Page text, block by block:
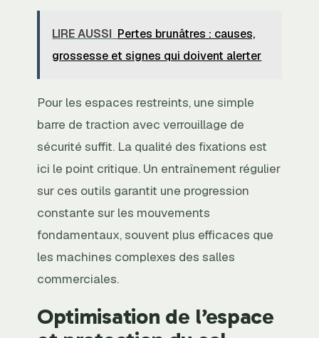
LIRE AUSSI Pertes brunâtres : causes,
grossesse et signes qui doivent alerter
Pour les espaces restreints, une simple
barre de traction avec verrouillage de
sécurité suffit. La qualité des fixations est
ici le point critique. Un entraînement régulier
sur ces outils garantit une progression
constante sur les mouvements
fondamentaux, souvent plus efficaces que
les machines complexes des salles
commerciales.
Optimisation de l’espace